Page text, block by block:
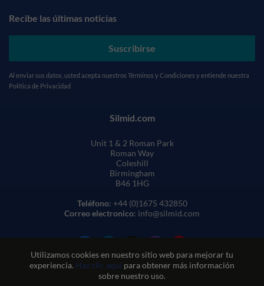
Utilizamos cookies en nuestro sitio web para mejorar tu
experiencia. Haz clic aquí para obtener más información
sobre nuestro uso.
Recibe las últimas noticias
Suscribirse
Al enviar sus datos, usted acepta nuestros Términos y Condiciones y entiende nuestra
Política de Privacidad
Silmid.com
Unit 1 & 2 Roman Park
Roman Way
Coleshill
Birmingham
B46 1HG
Teléfono: +44 (0)1675 432850
Correo electronico: info@silmid.com